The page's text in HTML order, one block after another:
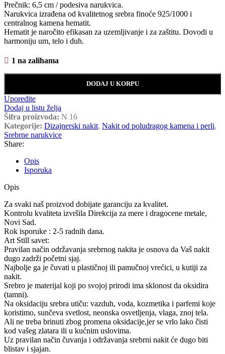
Prečnik: 6,5 cm / podesiva narukvica.
Narukvica izrađena od kvalitetnog srebra finoće 925/1000 i
centralnog kamena hematit.
Hematit je naročito efikasan za uzemljivanje i za zaštitu. Dovodi u
harmoniju um, telo i duh.
1 na zalihama
DODAJ U KORPU
Uporedite
Dodaj u listu želja
Šifra proizvoda: N 16
Kategorije: Dizajnerski nakit, Nakit od poludragog kamena i perli,
Srebrne narukvice
Share:
Opis
Isporuka
Opis
Za svaki naš proizvod dobijate garanciju za kvalitet.
Kontrolu kvaliteta izvršila Direkcija za mere i dragocene metale,
Novi Sad.
Rok isporuke : 2-5 radnih dana.
Art Still savet:
Pravilan način održavanja srebrnog nakita je osnova da Vaš nakit
dugo zadrži početni sjaj.
Najbolje ga je čuvati u plastičnoj ili pamučnoj vrećici, u kutiji za
nakit.
Srebro je materijal koji po svojoj prirodi ima sklonost da oksidira
(tamni).
Na oksidaciju srebra utiču: vazduh, voda, kozmetika i parfemi koje
koristimo, sunčeva svetlost, neonska osvetljenja, vlaga, znoj tela.
Ali ne treba brinuti zbog promena oksidacije,jer se vrlo lako čisti
kod vašeg zlatara ili u kućnim uslovima.
Uz pravilan način čuvanja i održavanja srebrni nakit će dugo biti
blistav i sjajan.